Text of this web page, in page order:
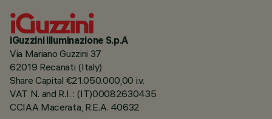
iGuzzini illuminazione S.p.A
Via Mariano Guzzini 37
62019 Recanati (Italy)
Share Capital €21.050.000,00 i.v.
VAT N. and R.I. : (IT)00082630435
CCIAA Macerata, R.E.A. 40632